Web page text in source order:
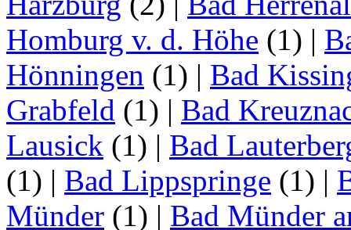
Homburg v. d. Höhe (1) |
Hönningen (1) | Bad
Grabfeld (1) | Bad
Lausick (1) | Bad
(1) | Bad Lippspringe (1) |
Münder (1) | Bad Münder